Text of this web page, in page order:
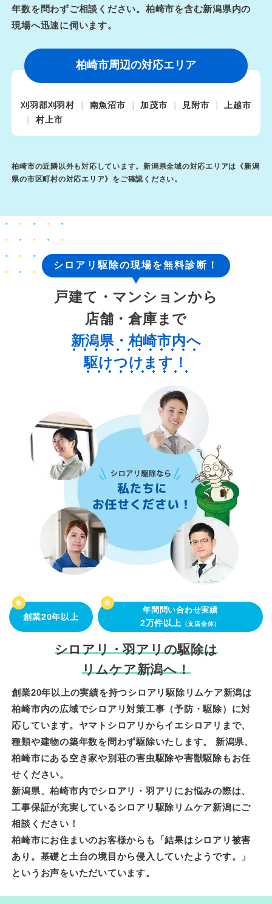
年数を問わずご相談ください。柏崎市を含む新潟県内の
現場へ迅速に伺います。
柏崎市周辺の対応エリア
刈羽郡刈羽村 南魚沼市 加茂市 見附市
上越市
村上市
柏崎市の近隣以外も対応しています。新潟県全域の対応エリアは《新潟
県の市区町村の対応エリア》をご確認ください。
シロアリ駆除の現場を無料診断！
戸建て・マンションから
店舗・倉庫まで
新潟県・柏崎市内へ
駆けつけます！
創業20年以上
年間問い合わせ実績
2万件以上 （支店全体）
シロアリ・羽アリの駆除は
リムケア新潟へ！
創業20年以上の実績を持つシロアリ駆除リムケア新潟は
柏崎市内の広域でシロアリ対策工事（予防・駆除）に対
応しています。ヤマトシロアリからイエシロアリまで、
種類や建物の築年数を問わず駆除いたします。 新潟県、
柏崎市にある空き家や別荘の害虫駆除や害獣駆除もお任
せください。
新潟県、柏崎市内でシロアリ・羽アリにお悩みの際は、
工事保証が充実しているシロアリ駆除リムケア新潟にご
相談ください！
柏崎市にお住まいのお客様からも「結果はシロアリ被害
あり。基礎と土台の境目から侵入していたようです。
」
というお声をいただいています。